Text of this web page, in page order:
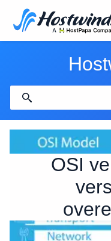
OSI